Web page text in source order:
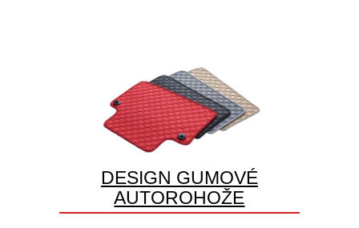
DESIGN GUMOVÉ
AUTOROHOŽE